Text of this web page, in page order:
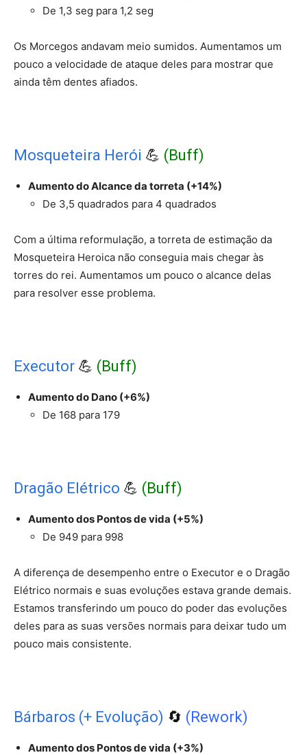
De 1,3 seg para 1,2 seg
Os Morcegos andavam meio sumidos. Aumentamos um
pouco a velocidade de ataque deles para mostrar que
ainda têm dentes afiados.
Mosqueteira Herói 💪 (Buff)
Aumento do Alcance da torreta (+14%)
De 3,5 quadrados para 4 quadrados
Com a última reformulação, a torreta de estimação da
Mosqueteira Heroica não conseguia mais chegar às
torres do rei. Aumentamos um pouco o alcance delas
para resolver esse problema.
Executor 💪 (Buff)
Aumento do Dano (+6%)
De 168 para 179
Dragão Elétrico 💪 (Buff)
Aumento dos Pontos de vida (+5%)
De 949 para 998
A diferença de desempenho entre o Executor e o Dragão
Elétrico normais e suas evoluções estava grande demais.
Estamos transferindo um pouco do poder das evoluções
deles para as suas versões normais para deixar tudo um
pouco mais consistente.
Bárbaros (+ Evolução) 🔄 (Rework)
Aumento dos Pontos de vida (+3%)